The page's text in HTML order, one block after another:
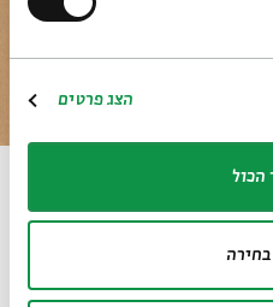
הצג פרטים
הכול
חי RU
EN